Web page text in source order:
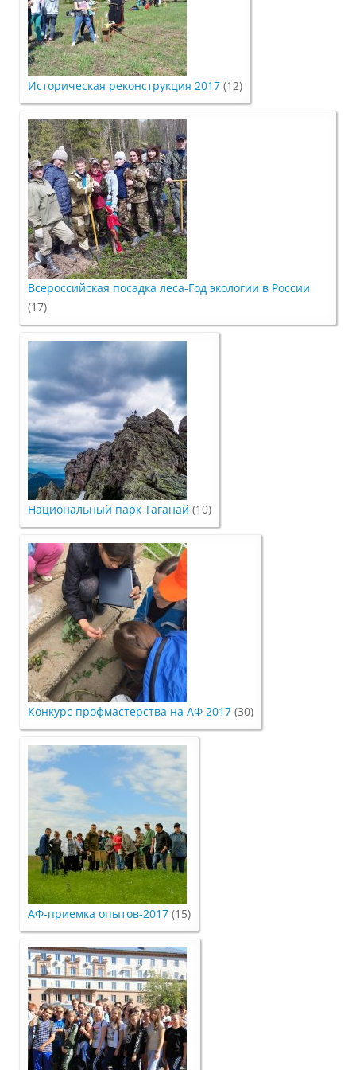
Зарубежные стипендиальные
программы
Сотрудники
Попечительский совет
Гордость университета
Ученый совет
Кадры в АПК
О федеральном проекте "Кадры в АПК"
Документы
Протоколы
Разное
Абитуриенту
Информация в формате Рособрнадзора
Направления подготовки
Правила приема
Документы для поступления
Вступительные испытания
Целевой прием
Общежития
Среднее профессиональное
образование
Высшее на базе СПО, второе высшее
Историческая реконструкция 2017 (12)
Всероссийская посадка леса-Год экологии в России
(17)
Национальный парк Таганай (10)
Конкурс профмастерства на АФ 2017 (30)
АФ-приемка опытов-2017 (15)